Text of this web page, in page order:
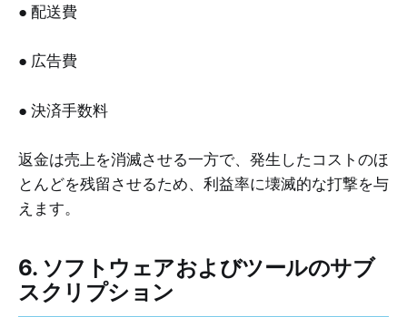
● 配送費
● 広告費
● 決済手数料
返金は売上を消滅させる一方で、発生したコストのほ
とんどを残留させるため、利益率に壊滅的な打撃を与
えます。
6. ソフトウェアおよびツールのサブ
スクリプション